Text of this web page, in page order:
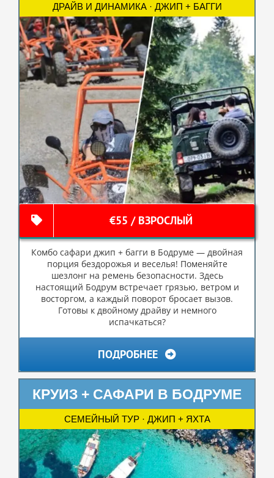
ДРАЙВ И ДИНАМИКА · ДЖИП + БАГГИ
€55 / ВЗРОСЛЫЙ
Комбо сафари джип + багги в Бодруме — двойная
порция бездорожья и веселья! Поменяйте
шезлонг на ремень безопасности. Здесь
настоящий Бодрум встречает грязью, ветром и
восторгом, а каждый поворот бросает вызов.
Готовы к двойному драйву и немного
испачкаться?
ПОДРОБНЕЕ
КРУИЗ + САФАРИ В БОДРУМЕ
СЕМЕЙНЫЙ ТУР · ДЖИП + ЯХТА